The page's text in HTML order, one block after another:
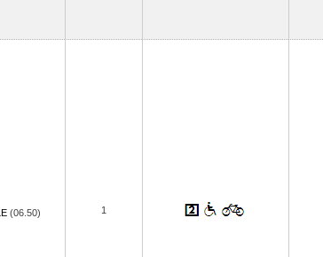
(06.50) 1